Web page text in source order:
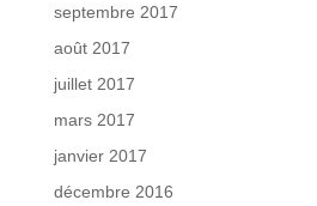
septembre 2017
août 2017
juillet 2017
mars 2017
janvier 2017
décembre 2016